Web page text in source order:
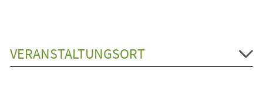
VERANSTALTUNGSORT